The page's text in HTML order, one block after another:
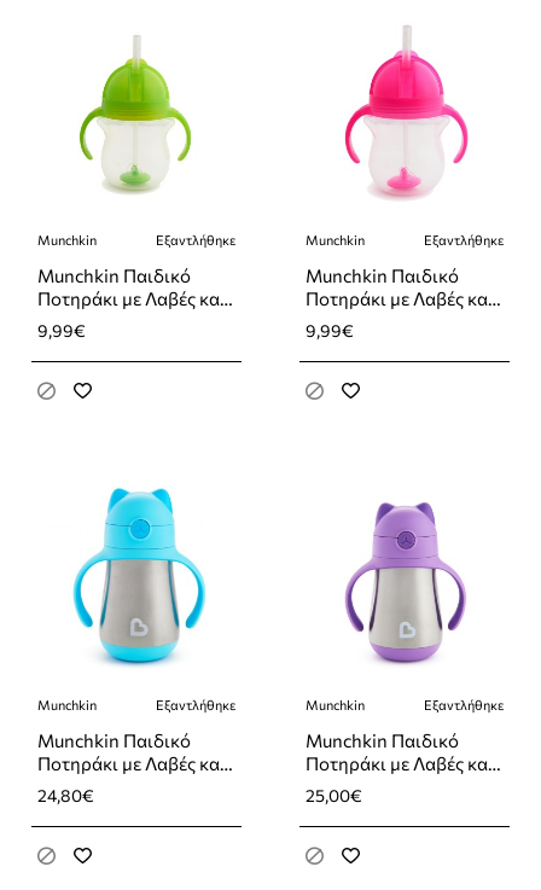
Εξαντλήθηκε
Munchkin Εξαντλήθηκε
Munchkin Παιδικό
Ποτηράκι με Λαβές και
Καλαμάκι ”Click Lock”
από Πλαστικό Πράσινο
207ml
9,99€
Εξαντλήθηκε
Munchkin Εξαντλήθηκε
Munchkin Παιδικό
Ποτηράκι με Λαβές και
Καλαμάκι ”Click Lock”
από Πλαστικό Ροζ
207ml
9,99€
Εξαντλήθηκε
Munchkin Εξαντλήθηκε
Munchkin Παιδικό
Ποτηράκι με Λαβές και
Καλαμάκι ”Cool Cat”
από Μέταλλο Μπλε
237ml
24,80€
Εξαντλήθηκε
Munchkin Εξαντλήθηκε
Munchkin Παιδικό
Ποτηράκι με Λαβές και
Καλαμάκι ”Cool Cat”
από Μέταλλο Μωβ
237ml
25,00€